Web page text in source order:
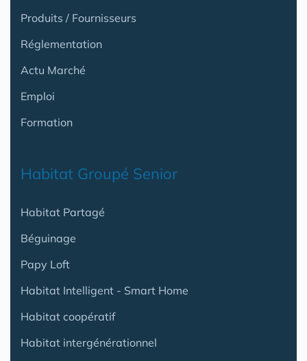
Produits / Fournisseurs
Réglementation
Actu Marché
Emploi
Formation
Habitat Groupé Senior
Habitat Partagé
Béguinage
Papy Loft
Habitat Intelligent - Smart Home
Habitat coopératif
Habitat intergénérationnel